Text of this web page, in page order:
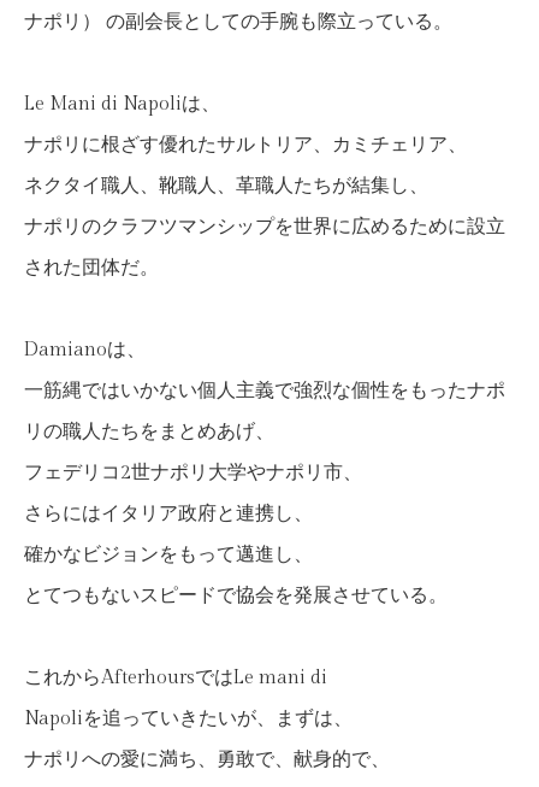
ナポリ） の副会長としての手腕も際立っている。
Le Mani di Napoliは、
ナポリに根ざす優れたサルトリア、カミチェリア、
ネクタイ職人、靴職人、革職人たちが結集し、
ナポリのクラフツマンシップを世界に広めるために設立
された団体だ。
Damianoは、
一筋縄ではいかない個人主義で強烈な個性をもったナポ
リの職人たちをまとめあげ、
フェデリコ2世ナポリ大学やナポリ市、
さらにはイタリア政府と連携し、
確かなビジョンをもって邁進し、
とてつもないスピードで協会を発展させている。
これからAfterhoursではLe mani di
Napoliを追っていきたいが、まずは、
ナポリへの愛に満ち、勇敢で、献身的で、